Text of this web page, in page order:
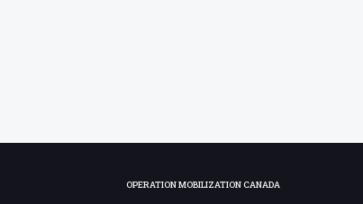
OPERATION MOBILIZATION CANADA